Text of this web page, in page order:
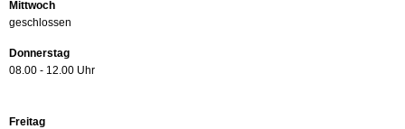
Mittwoch
geschlossen
Donnerstag
08.00 - 12.00 Uhr
Freitag